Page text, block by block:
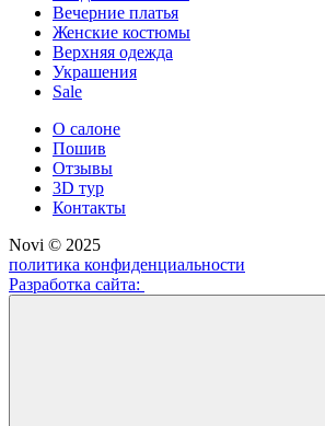
Вечерние платья
Женские костюмы
Верхняя одежда
Украшения
Sale
О салоне
Пошив
Отзывы
3D тур
Контакты
Novi © 2025
политика конфиденциальности
Разработка сайта: